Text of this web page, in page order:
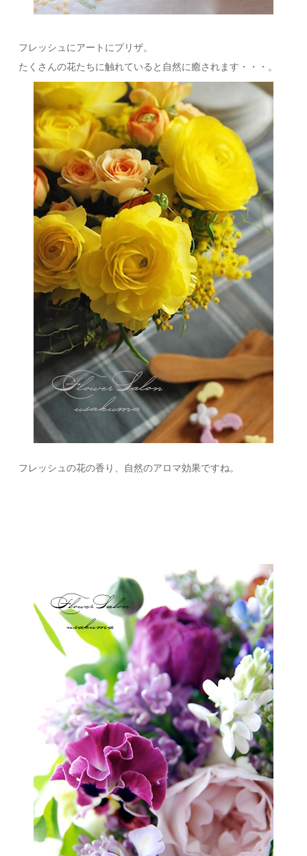
フレッシュにアートにプリザ。
たくさんの花たちに触れていると自然に癒されます・・・。
フレッシュの花の香り、自然のアロマ効果ですね。